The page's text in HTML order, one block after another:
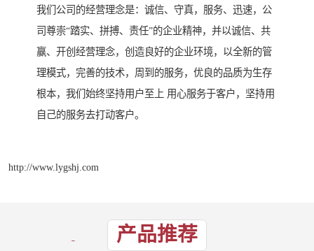
我们公司的经营理念是：诚信、守真，服务、迅速，公
司尊崇“踏实、拼搏、责任”的企业精神，并以诚信、共
赢、开创经营理念，创造良好的企业环境，以全新的管
理模式，完善的技术，周到的服务，优良的品质为生存
根本，我们始终坚持用户至上 用心服务于客户，坚持用
自己的服务去打动客户。
http://www.lygshj.com
产品推荐